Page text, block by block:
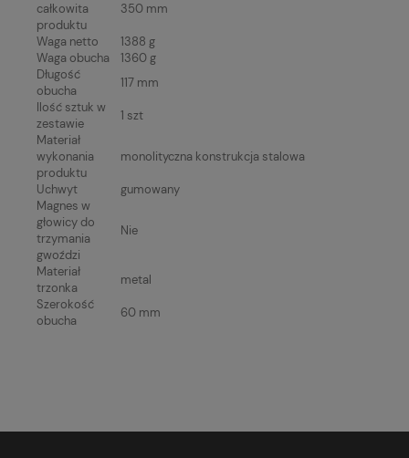
całkowita
produktu
350 mm
Waga netto
1388 g
Waga obucha
1360 g
Długość
obucha
117 mm
Ilość sztuk w
zestawie
1 szt
Materiał
wykonania
produktu
monolityczna konstrukcja stalowa
Uchwyt
gumowany
Magnes w
głowicy do
trzymania
gwoździ
Nie
Materiał
trzonka
metal
Szerokość
obucha
60 mm